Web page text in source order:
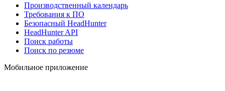
Производственный календарь
Требования к ПО
Безопасный HeadHunter
HeadHunter API
Поиск работы
Поиск по резюме
Мобильное приложение